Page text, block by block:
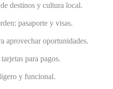
destinos y cultura local.
pasaporte y visas.
aprovechar oportunidades.
para pagos.
y funcional.